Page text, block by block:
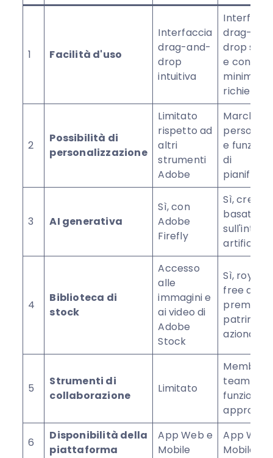
1 Facilità d'uso
Interfaccia
drag-and-
drop
intuitiva
drag-
drop
e con
minimo
richiesto
2
Possibilità di
personalizzazione
Limitato
rispetto ad
altri
strumenti
Adobe
Marchi
e
di
3 AI generativa
Sì, con
Adobe
Firefly
Sì,
basata
artificiale
4
Biblioteca di
stock
Accesso
alle
immagini e
ai video di
Adobe
Stock
Sì,
free and
premium
azionario
5
Strumenti di
collaborazione
Limitato
Membri
team e
6
Disponibilità della
piattaforma
App Web e
Mobile
App Web
Mobile